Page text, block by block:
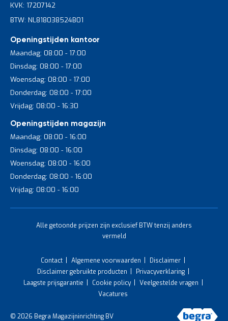
KVK: 17207142
BTW: NL818038524B01
Openingstijden kantoor
Maandag: 08:00 - 17:00
Dinsdag: 08:00 - 17:00
Woensdag: 08:00 - 17:00
Donderdag: 08:00 - 17:00
Vrijdag: 08:00 - 16:30
Openingstijden magazijn
Maandag: 08:00 - 16:00
Dinsdag: 08:00 - 16:00
Woensdag: 08:00 - 16:00
Donderdag: 08:00 - 16:00
Vrijdag: 08:00 - 16:00
Alle getoonde prijzen zijn exclusief BTW tenzij anders
vermeld
Contact Algemene voorwaarden
Disclaimer
Disclaimer gebruikte producten
Privacyverklaring
Laagste prijsgarantie
Cookie policy
Veelgestelde vragen
Vacatures
© 2026 Begra Magazijninrichting BV